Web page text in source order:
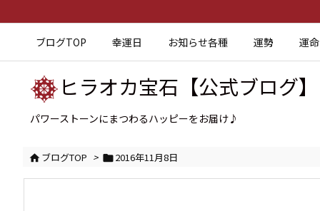
ブログTOP 幸運日 お知らせ各種 運勢 運命
ヒラオカ宝石【公式ブログ】
パワーストーンにまつわるハッピーをお届け♪
ブログTOP > 2016年11月8日